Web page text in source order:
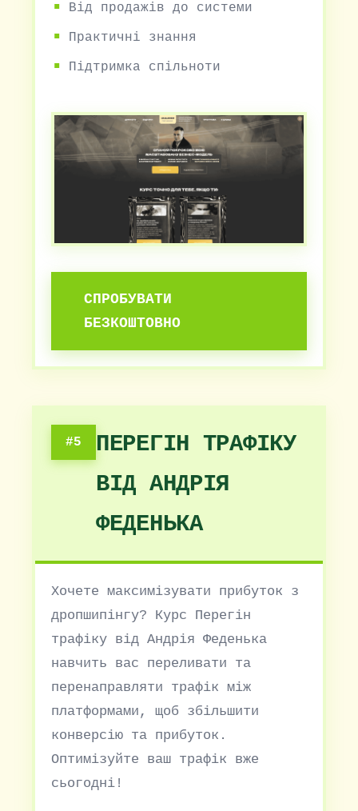
Від продажів до системи
Практичні знання
Підтримка спільноти
СПРОБУВАТИ
БЕЗКОШТОВНО
#5
ПЕРЕГІН ТРАФІКУ
ВІД АНДРІЯ
ФЕДЕНЬКА
Хочете максимізувати прибуток з
дропшипінгу? Курс Перегін
трафіку від Андрія Феденька
навчить вас переливати та
перенаправляти трафік між
платформами, щоб збільшити
конверсію та прибуток.
Оптимізуйте ваш трафік вже
сьогодні!